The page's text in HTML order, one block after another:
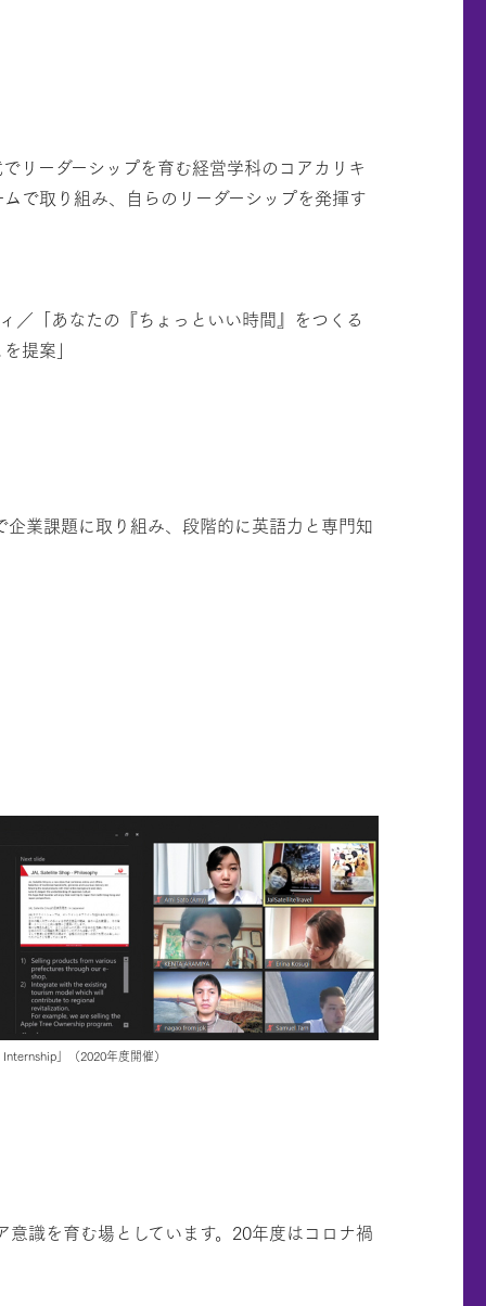
リーダーシップを育む経営学科のコアカリキ
で取り組み、自らのリーダーシップを発揮す
／「あなたの『ちょっといい時間』をつくる
提案」
業課題に取り組み、段階的に英語力と専門知
」（2020年度開催）
識を育む場としています。20年度はコロナ禍